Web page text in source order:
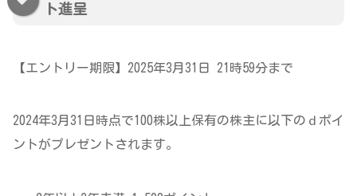
ト進呈
【エントリー期限】2025年3月31日 21時59分まで
2024年3月31日時点で100株以上保有の株主に以下のｄポイ
ントがプレゼントされます。